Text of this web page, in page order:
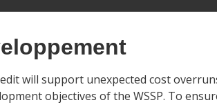
will support unexpected cost
objectives of the WSSP. To